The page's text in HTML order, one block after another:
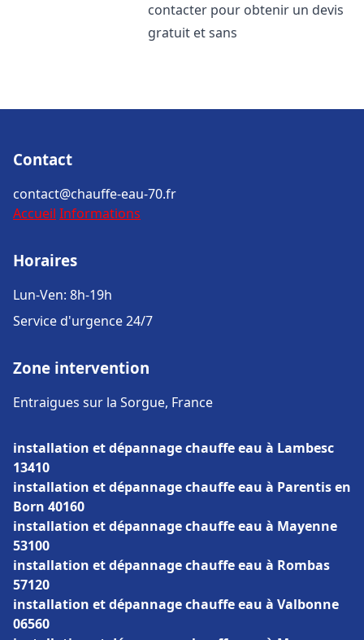
contacter pour obtenir un devis
gratuit et sans
Contact
contact@chauffe-eau-70.fr
Accueil Informations
Horaires
Lun-Ven: 8h-19h
Service d'urgence 24/7
Zone intervention
Entraigues sur la Sorgue, France
installation et dépannage chauffe eau à Lambesc
13410
installation et dépannage chauffe eau à Parentis en
Born 40160
installation et dépannage chauffe eau à Mayenne
53100
installation et dépannage chauffe eau à Rombas
57120
installation et dépannage chauffe eau à Valbonne
06560